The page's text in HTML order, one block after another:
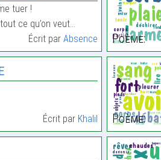
tuer !
ce qu’on veut…
Écrit parAbsence Poème:
Écrit par Khalil Poème: